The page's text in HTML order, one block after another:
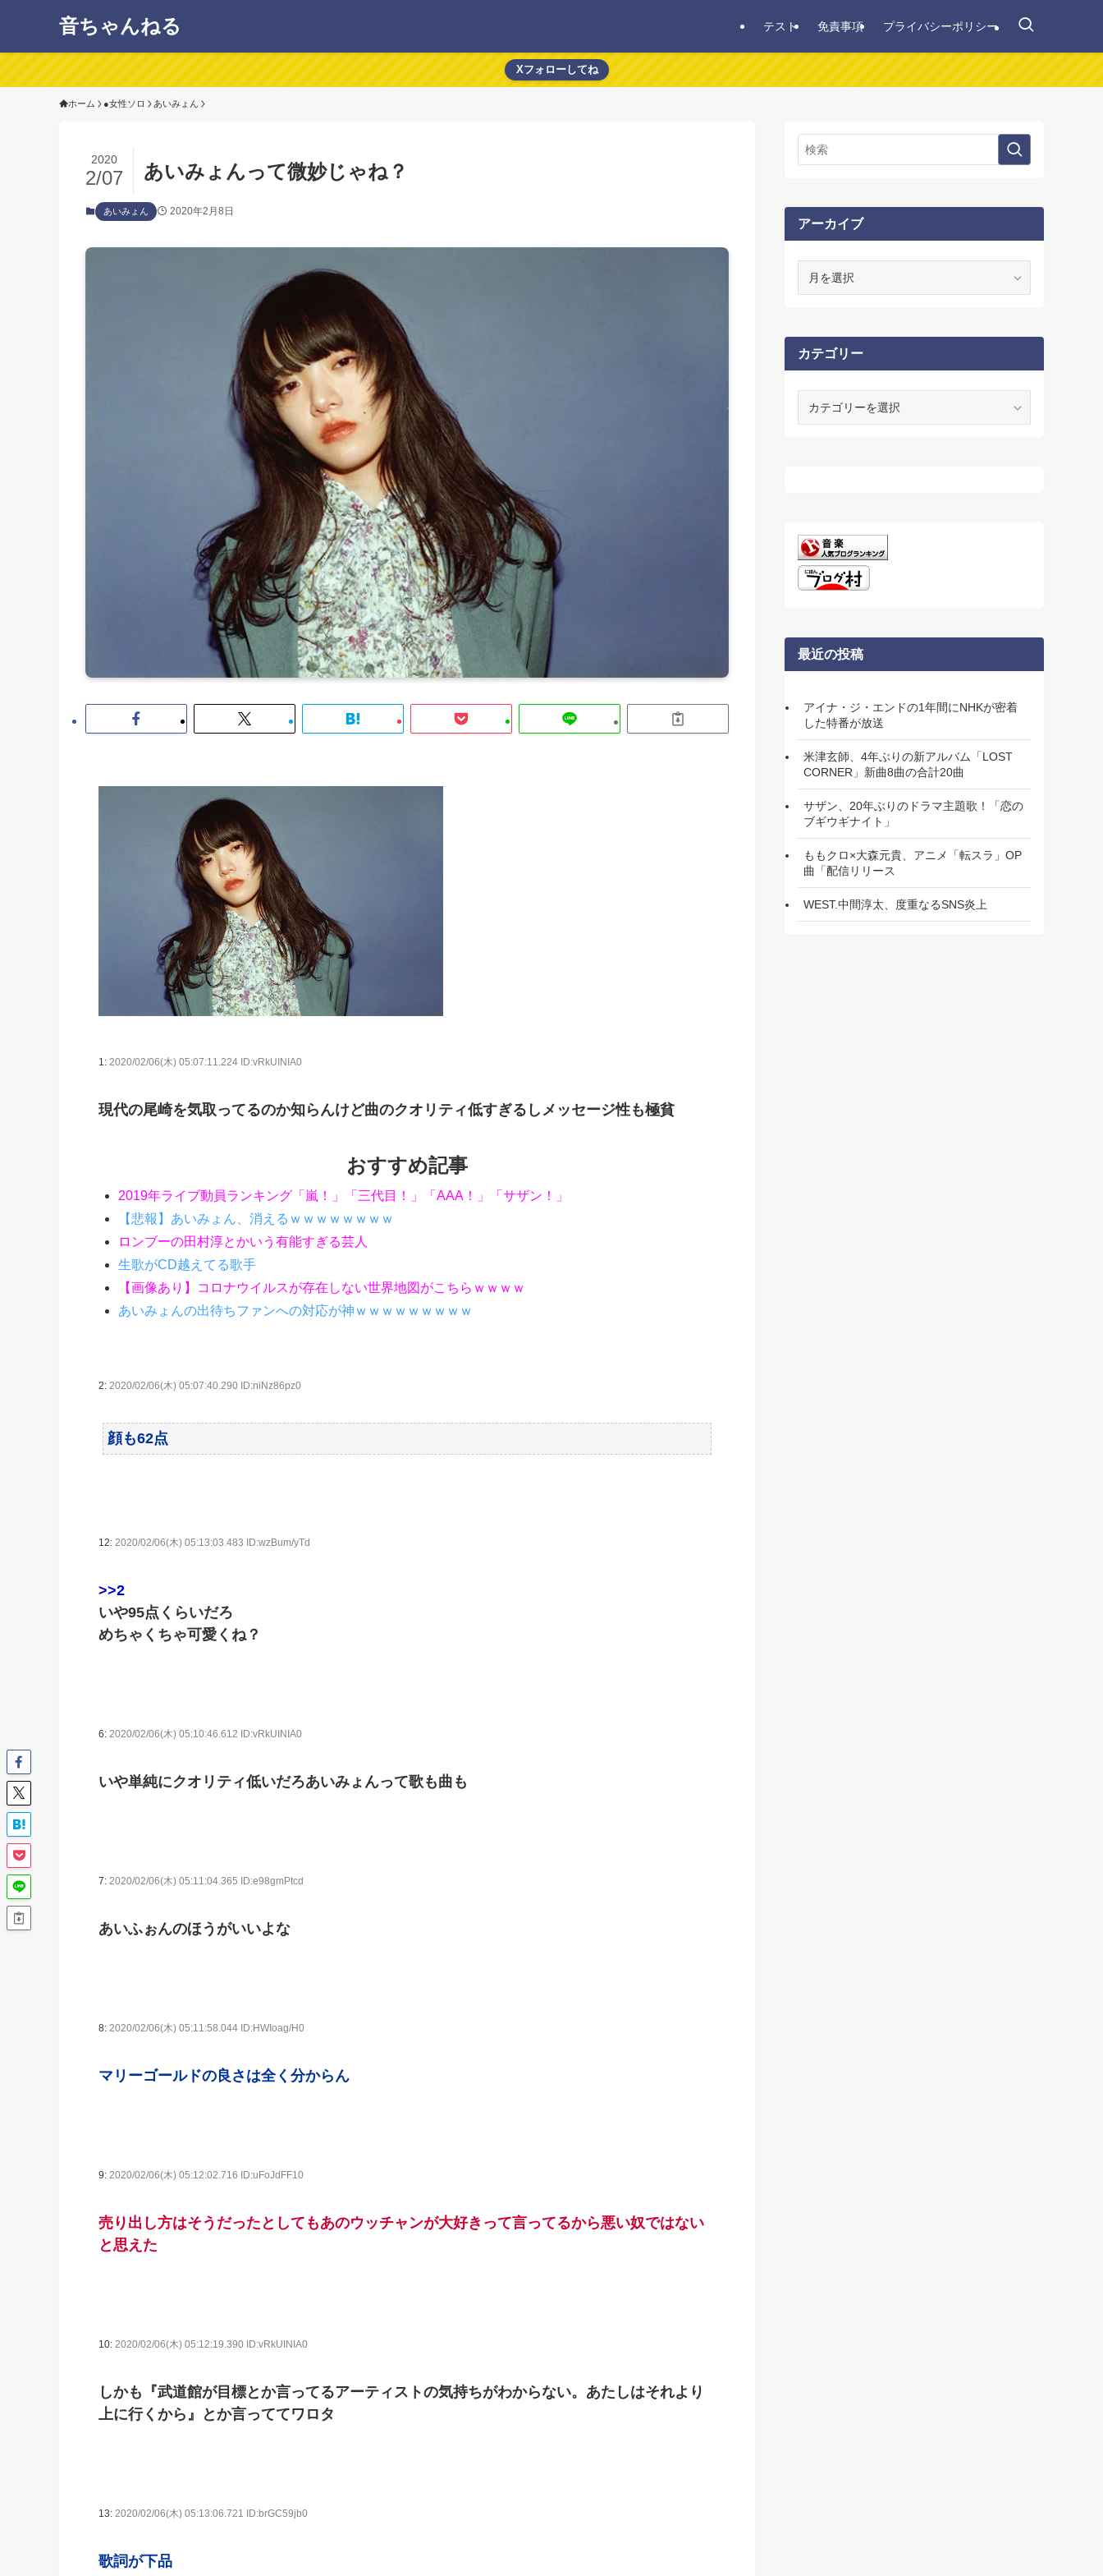
音ちゃんねる テスト 免責事項 プライバシーポリシー
Xフォローしてね
ホーム ●女性ソロ あいみょん
あいみょんって微妙じゃね？
2020
2/07
あいみょん 2020年2月8日
1: 2020/02/06(木) 05:07:11.224 ID:vRkUINIA0
現代の尾崎を気取ってるのか知らんけど曲のクオリティ低すぎるしメッセージ性も極貧
おすすめ記事
2019年ライブ動員ランキング「嵐！」「三代目！」「AAA！」「サザン！」
【悲報】あいみょん、消えるｗｗｗｗｗｗｗｗ
ロンブーの田村淳とかいう有能すぎる芸人
生歌がCD越えてる歌手
【画像あり】コロナウイルスが存在しない世界地図がこちらｗｗｗｗ
あいみょんの出待ちファンへの対応が神ｗｗｗｗｗｗｗｗｗ
2: 2020/02/06(木) 05:07:40.290 ID:niNz86pz0
顔も62点
12: 2020/02/06(木) 05:13:03.483 ID:wzBum/yTd
>>2
いや95点くらいだろ
めちゃくちゃ可愛くね？
6: 2020/02/06(木) 05:10:46.612 ID:vRkUINIA0
いや単純にクオリティ低いだろあいみょんって歌も曲も
7: 2020/02/06(木) 05:11:04.365 ID:e98gmPtcd
あいふぉんのほうがいいよな
8: 2020/02/06(木) 05:11:58.044 ID:HWIoag/H0
マリーゴールドの良さは全く分からん
9: 2020/02/06(木) 05:12:02.716 ID:uFoJdFF10
売り出し方はそうだったとしてもあのウッチャンが大好きって言ってるから悪い奴ではない
と思えた
10: 2020/02/06(木) 05:12:19.390 ID:vRkUINIA0
しかも『武道館が目標とか言ってるアーティストの気持ちがわからない。あたしはそれより
上に行くから』とか言っててワロタ
13: 2020/02/06(木) 05:13:06.721 ID:brGC59jb0
歌詞が下品
アーカイブ
ブ
カテゴリー
最近の投稿
アイナ・ジ・エンドの1年間にNHKが密着
した特番が放送
米津玄師、4年ぶりの新アルバム「LOST
CORNER」新曲8曲の合計20曲
サザン、20年ぶりのドラマ主題歌！「恋の
ブギウギナイト」
ももクロ×大森元貴、アニメ「転スラ」OP
曲「配信リリース
WEST.中間淳太、度重なるSNS炎上